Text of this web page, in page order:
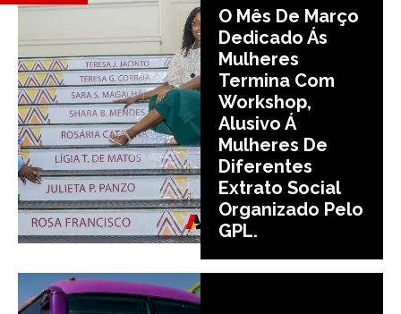
O Mês De Março
Dedicado Ás
Mulheres
Termina Com
Workshop,
Alusivo Á
Mulheres De
Diferentes
Extrato Social
Organizado Pelo
GPL.